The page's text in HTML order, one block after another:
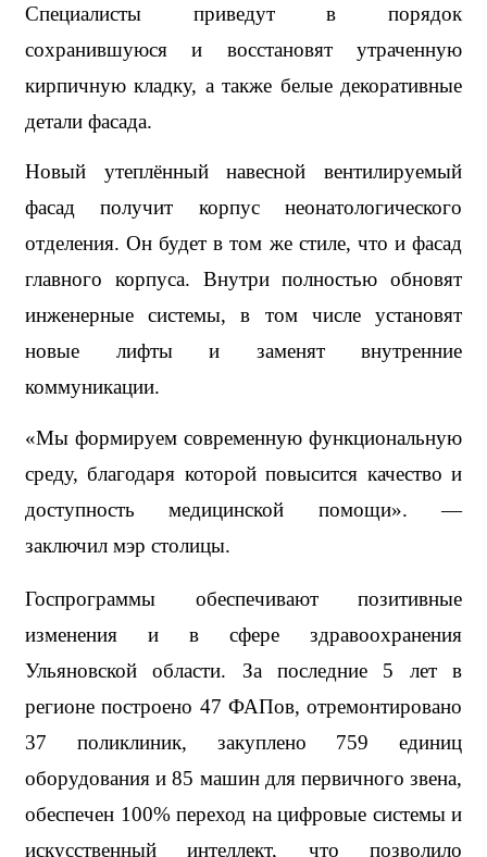
Специалисты приведут в порядок
сохранившуюся и восстановят утраченную
кирпичную кладку, а также белые декоративные
детали фасада.
Новый утеплённый навесной вентилируемый
фасад получит корпус неонатологического
отделения. Он будет в том же стиле, что и фасад
главного корпуса. Внутри полностью обновят
инженерные системы, в том числе установят
новые лифты и заменят внутренние
коммуникации.
«Мы формируем современную функциональную
среду, благодаря которой повысится качество и
доступность медицинской помощи». —
заключил мэр столицы.
Госпрограммы обеспечивают позитивные
изменения и в сфере здравоохранения
Ульяновской области. За последние 5 лет в
регионе построено 47 ФАПов, отремонтировано
37 поликлиник, закуплено 759 единиц
оборудования и 85 машин для первичного звена,
обеспечен 100% переход на цифровые системы и
искусственный интеллект, что позволило